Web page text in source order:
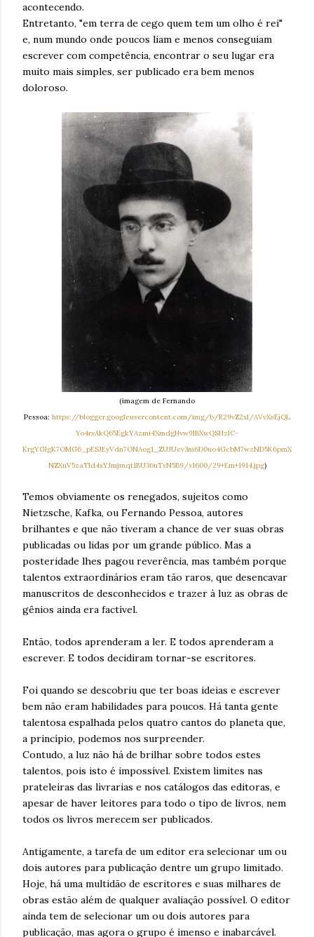
acontecendo.
Entretanto, "em terra de cego quem tem um olho é rei"
e, num mundo onde poucos liam e menos conseguiam
escrever com competência, encontrar o seu lugar era
muito mais simples, ser publicado era bem menos
doloroso.
(imagem de Fernando
Pessoa: https://blogger.googleusercontent.com/img/b/R29vZ2xl/AVvXsEjQL
Yo4rsAkQ65EgkYAzmi4XmdgHvw9IBXwQSHzIC-
KrgYGlgK7OMG6_pESJEyVdn7ONAog1_ZUJUev3ni6D0uo4GcbM7wzND5K6pmX
NZXuV5zaTld4xYJmjmqt1BU36uTsN5B9/s1600/29+Em+1914.jpg)
Temos obviamente os renegados, sujeitos como
Nietzsche, Kafka, ou Fernando Pessoa, autores
brilhantes e que não tiveram a chance de ver suas obras
publicadas ou lidas por um grande público. Mas a
posteridade lhes pagou reverência, mas também porque
talentos extraordinários eram tão raros, que desencavar
manuscritos de desconhecidos e trazer à luz as obras de
gênios ainda era factível.
Então, todos aprenderam a ler. E todos aprenderam a
escrever. E todos decidiram tornar-se escritores.
Foi quando se descobriu que ter boas ideias e escrever
bem não eram habilidades para poucos. Há tanta gente
talentosa espalhada pelos quatro cantos do planeta que,
a princípio, podemos nos surpreender.
Contudo, a luz não há de brilhar sobre todos estes
talentos, pois isto é impossível. Existem limites nas
prateleiras das livrarias e nos catálogos das editoras, e
apesar de haver leitores para todo o tipo de livros, nem
todos os livros merecem ser publicados.
Antigamente, a tarefa de um editor era selecionar um ou
dois autores para publicação dentre um grupo limitado.
Hoje, há uma multidão de escritores e suas milhares de
obras estão além de qualquer avaliação possível. O editor
ainda tem de selecionar um ou dois autores para
publicação, mas agora o grupo é imenso e inabarcável.